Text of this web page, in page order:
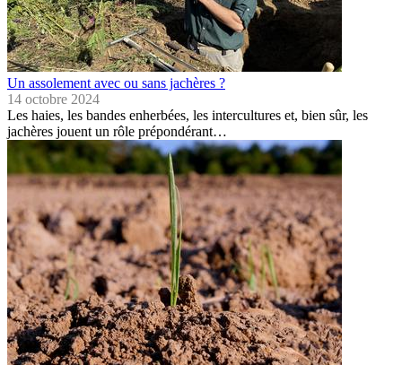
Un assolement avec ou sans jachères ?
14 octobre 2024
Les haies, les bandes enherbées, les intercultures et, bien sûr, les
jachères jouent un rôle prépondérant…